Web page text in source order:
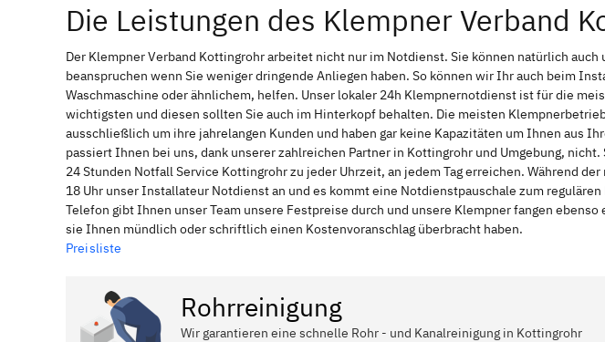
Die Leistungen des Klempner Verband
Der Klempner Verband Kottingrohr arbeitet nicht nur im Notdienst. Sie können natürlich auch
beanspruchen wenn Sie weniger dringende Anliegen haben. So können wir Ihr auch beim
Waschmaschine oder ähnlichem, helfen. Unser lokaler 24h Klempnernotdienst ist für die
wichtigsten und diesen sollten Sie auch im Hinterkopf behalten. Die meisten
ausschließlich um ihre jahrelangen Kunden und haben gar keine Kapazitäten um Ihnen aus
passiert Ihnen bei uns, dank unserer zahlreichen Partner in Kottingrohr und Umgebung,
24 Stunden Notfall Service Kottingrohr zu jeder Uhrzeit, an jedem Tag erreichen. Während
18 Uhr unser Installateur Notdienst an und es kommt eine Notdienstpauschale zum regulären
Telefon gibt Ihnen unser Team unsere Festpreise durch und unsere Klempner fangen
sie Ihnen mündlich oder schriftlich einen Kostenvoranschlag überbracht haben.
Preisliste
Rohrreinigung
Wir garantieren eine schnelle Rohr - und Kanalreinigung in Kottingrohr